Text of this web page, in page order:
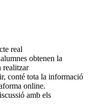
real
obtenen la
realitzar
conté tota la informació
online.
amb els